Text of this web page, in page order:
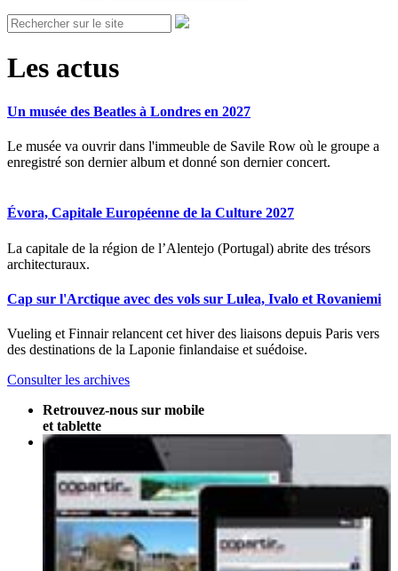
Les actus
Un musée des Beatles à Londres en 2027
Le musée va ouvrir dans l'immeuble de Savile Row où le groupe a
enregistré son dernier album et donné son dernier concert.
Évora, Capitale Européenne de la Culture 2027
La capitale de la région de l’Alentejo (Portugal) abrite des trésors
architecturaux.
Cap sur l'Arctique avec des vols sur Lulea, Ivalo et Rovaniemi
Vueling et Finnair relancent cet hiver des liaisons depuis Paris vers
des destinations de la Laponie finlandaise et suédoise.
Consulter les archives
Retrouvez-nous sur mobile
et tablette